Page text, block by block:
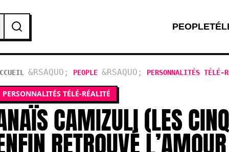
PEOPLE
PEOPLE PERSONNALITÉS TÉLÉ-
PERSONNALITÉS TÉLÉ-RÉALITÉ
CAMIZULI (LES